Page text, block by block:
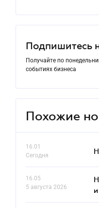
Подпишитесь
Получайте по
событиях бизнеса
Похожие
16.01
Сегодня
16.05
5 августа 2026